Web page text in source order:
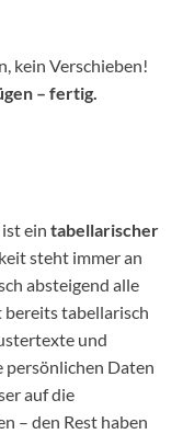
kein Verschieben!
– fertig.
ist ein tabellarischer
steht immer an
absteigend alle
bereits tabellarisch
und
persönlichen Daten
auf die
– den Rest haben